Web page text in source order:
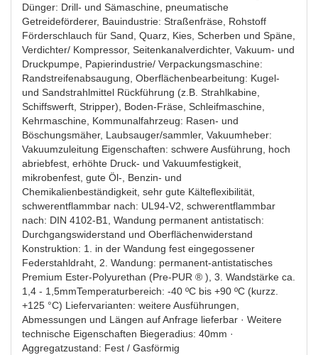
Dünger: Drill- und Sämaschine, pneumatische
Getreideförderer, Bauindustrie: Straßenfräse, Rohstoff
Förderschlauch für Sand, Quarz, Kies, Scherben und Späne,
Verdichter/ Kompressor, Seitenkanalverdichter, Vakuum- und
Druckpumpe, Papierindustrie/ Verpackungsmaschine:
Randstreifenabsaugung, Oberflächenbearbeitung: Kugel-
und Sandstrahlmittel Rückführung (z.B. Strahlkabine,
Schiffswerft, Stripper), Boden-Fräse, Schleifmaschine,
Kehrmaschine, Kommunalfahrzeug: Rasen- und
Böschungsmäher, Laubsauger/sammler, Vakuumheber:
Vakuumzuleitung Eigenschaften: schwere Ausführung, hoch
abriebfest, erhöhte Druck- und Vakuumfestigkeit,
mikrobenfest, gute Öl-, Benzin- und
Chemikalienbeständigkeit, sehr gute Kälteflexibilität,
schwerentflammbar nach: UL94-V2, schwerentflammbar
nach: DIN 4102-B1, Wandung permanent antistatisch:
Durchgangswiderstand und Oberflächenwiderstand
Konstruktion: 1. in der Wandung fest eingegossener
Federstahldraht, 2. Wandung: permanent-antistatisches
Premium Ester-Polyurethan (Pre-PUR ® ), 3. Wandstärke ca.
1,4 - 1,5mmTemperaturbereich: -40 ºC bis +90 ºC (kurzz.
+125 °C) Liefervarianten: weitere Ausführungen,
Abmessungen und Längen auf Anfrage lieferbar · Weitere
technische Eigenschaften Biegeradius: 40mm ·
Aggregatzustand: Fest / Gasförmig